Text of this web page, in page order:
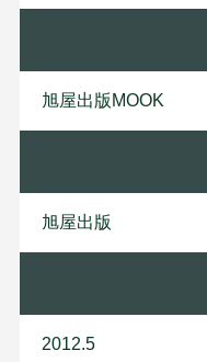
旭屋出版MOOK
旭屋出版
2012.5